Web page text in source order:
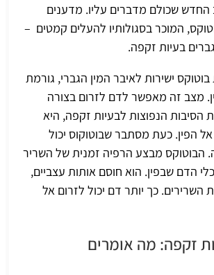
שכולם מדברים עליו. מדענים
המוכר בסגולותיו להעלים קמטים –
בעיות זקפה.
ישירות לאיבר המין הגברי, גורמת
מצב זה מאפשר לדם לזרום בצורה
הסיבות הנפוצות לבעיות זקפה, היא
הפין. כעת מסתבר שבוטוקוס יכול
הבוטוקס מבצע הרפיה זמנית של השריר
הדם שבפין. הוא חוסם אותות עצביים,
השרירים. כך יותר דם יכול לזרום אל
זקפה: מה אומרים